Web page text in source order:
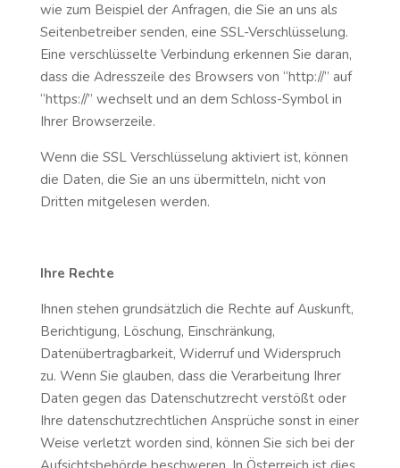
wie zum Beispiel der Anfragen, die Sie an uns als
Seitenbetreiber senden, eine SSL-Verschlüsselung.
Eine verschlüsselte Verbindung erkennen Sie daran,
dass die Adresszeile des Browsers von “http://” auf
“https://” wechselt und an dem Schloss-Symbol in
Ihrer Browserzeile.
Wenn die SSL Verschlüsselung aktiviert ist, können
die Daten, die Sie an uns übermitteln, nicht von
Dritten mitgelesen werden.
Ihre Rechte
Ihnen stehen grundsätzlich die Rechte auf Auskunft,
Berichtigung, Löschung, Einschränkung,
Datenübertragbarkeit, Widerruf und Widerspruch
zu. Wenn Sie glauben, dass die Verarbeitung Ihrer
Daten gegen das Datenschutzrecht verstößt oder
Ihre datenschutzrechtlichen Ansprüche sonst in einer
Weise verletzt worden sind, können Sie sich bei der